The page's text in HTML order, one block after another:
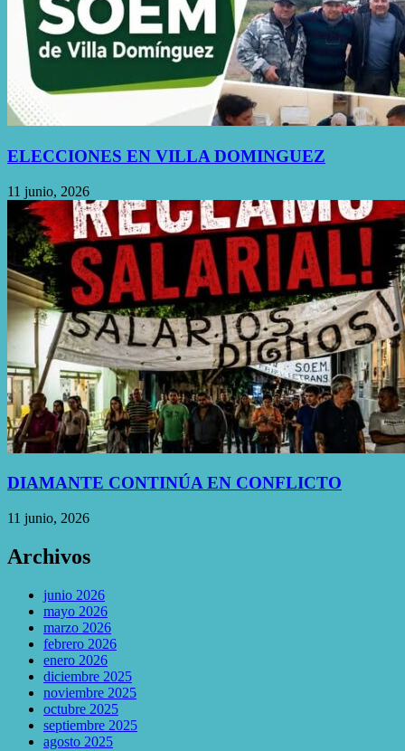
ELECCIONES EN VILLA DOMINGUEZ
11 junio, 2026
DIAMANTE CONTINÚA EN CONFLICTO
11 junio, 2026
Archivos
junio 2026
mayo 2026
marzo 2026
febrero 2026
enero 2026
diciembre 2025
noviembre 2025
octubre 2025
septiembre 2025
agosto 2025